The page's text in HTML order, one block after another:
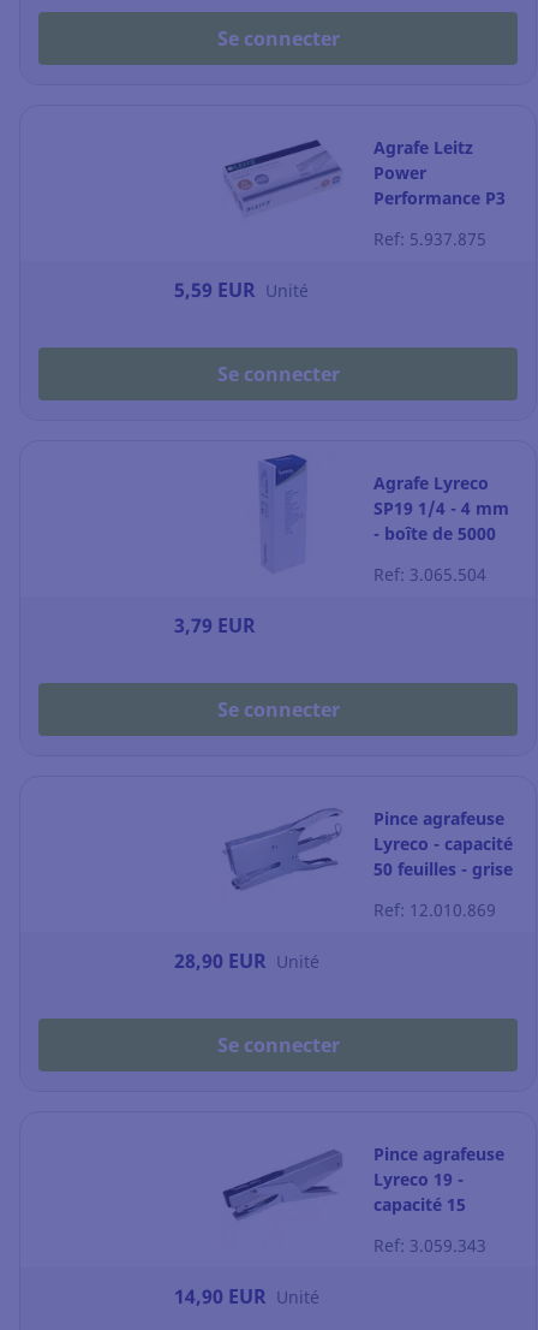
Se connecter
Agrafe Leitz
Power
Performance P3
boîte de 5000
Ref: 5.937.875
5,59 EUR Unité
Se connecter
Agrafe Lyreco
SP19 1/4 - 4 mm
- boîte de 5000
Ref: 3.065.504
3,79 EUR
Se connecter
Pince agrafeuse
Lyreco - capacité
50 feuilles - grise
Ref: 12.010.869
28,90 EUR Unité
Se connecter
Pince agrafeuse
Lyreco 19 -
capacité 15
Ref: 3.059.343
14,90 EUR Unité